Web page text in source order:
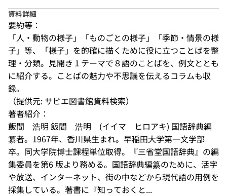
資料詳細
要約等：
「人・動物の様子」「ものごとの様子」「季節・情景の様
子」等、「様子」を的確に描くために役に立つことばを整
理・分類。見開き１テーマで８語のことばを、例文ととも
に紹介する。ことばの魅力や不思議を伝えるコラムも収
録。
（提供元: サピエ図書館資料検索）
著者紹介：
飯間　浩明 飯間　浩明　(イイマ　ヒロアキ) 国語辞典編
纂者。1967年、香川県生まれ。早稲田大学第一文学部
卒。同大学院博士課程単位取得。『三省堂国語辞典』の編
集委員を第6 版より務める。国語辞典編纂のために、活字
や放送、インターネット、街の中などから現代語の用例を
採集している。著書に『知っておくと...